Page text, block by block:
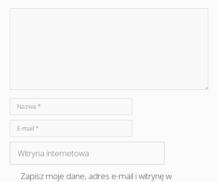
Nazwa
mail
internetowa
Zapisz moje dane, adres e-mail i witrynę w